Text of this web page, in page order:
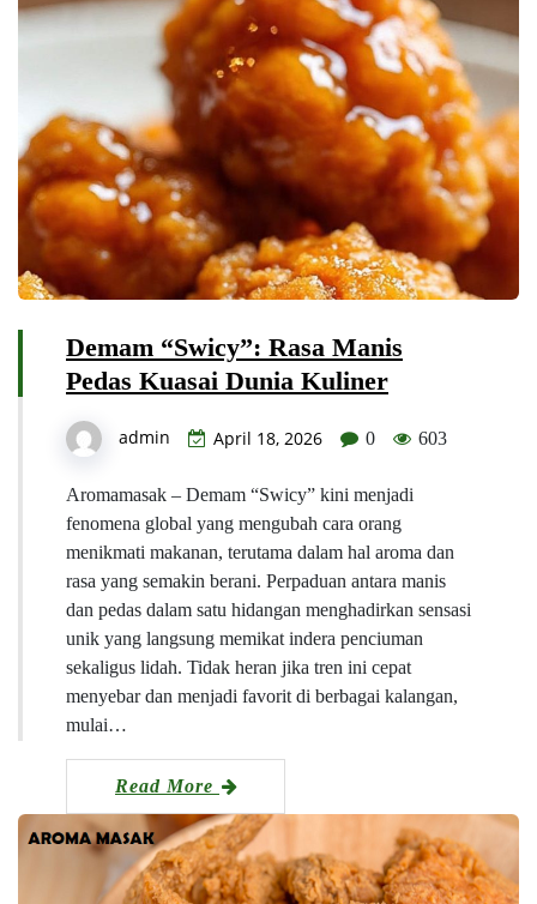
Demam “Swicy”: Rasa Manis
Pedas Kuasai Dunia Kuliner
admin April 18, 2026 0 603
Aromamasak – Demam “Swicy” kini menjadi
fenomena global yang mengubah cara orang
menikmati makanan, terutama dalam hal aroma dan
rasa yang semakin berani. Perpaduan antara manis
dan pedas dalam satu hidangan menghadirkan sensasi
unik yang langsung memikat indera penciuman
sekaligus lidah. Tidak heran jika tren ini cepat
menyebar dan menjadi favorit di berbagai kalangan,
mulai…
Read More